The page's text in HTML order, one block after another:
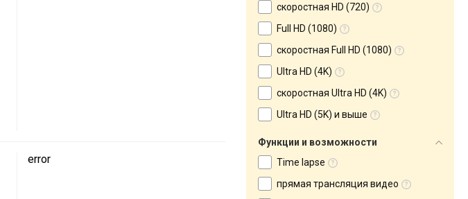
error
скоростная HD (720)
Full HD (1080)
скоростная Full HD (1080)
Ultra HD (4K)
скоростная Ultra HD (4K)
Ultra HD (5K) и выше
Функции и возможности
Time lapse
прямая трансляция видео